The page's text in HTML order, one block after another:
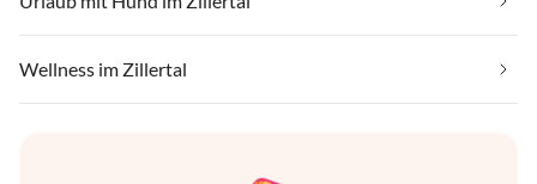
Wellness im Zillertal